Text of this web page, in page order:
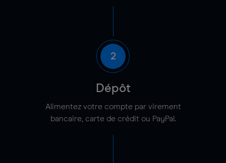
2
Dépôt
Alimentez votre compte par virement
bancaire, carte de crédit ou PayPal.